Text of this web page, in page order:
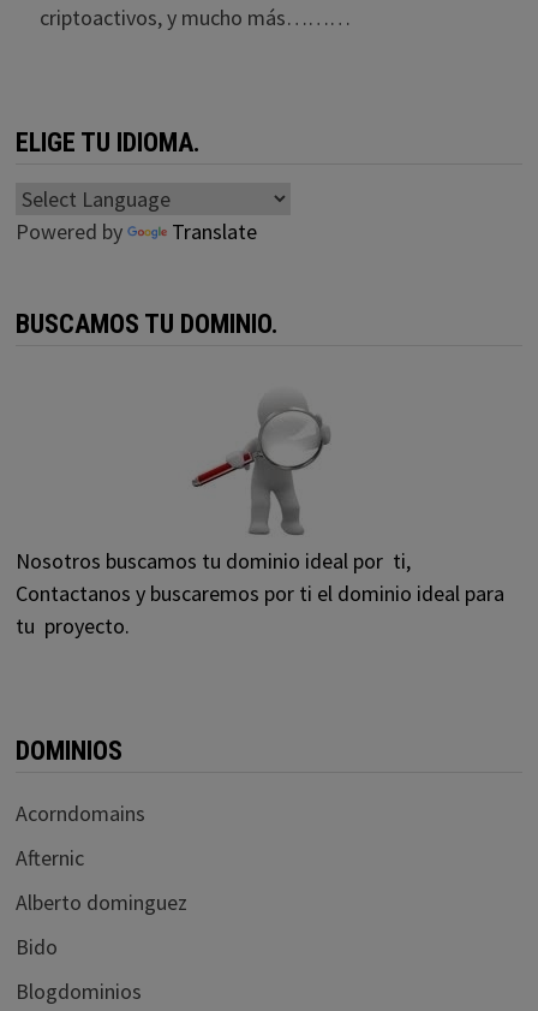
criptoactivos, y mucho más………
ELIGE TU IDIOMA.
Powered by Translate
BUSCAMOS TU DOMINIO.
Nosotros buscamos tu dominio ideal por ti,
Contactanos y buscaremos por ti el dominio ideal para
tu proyecto.
DOMINIOS
Acorndomains
Afternic
Alberto dominguez
Bido
Blogdominios